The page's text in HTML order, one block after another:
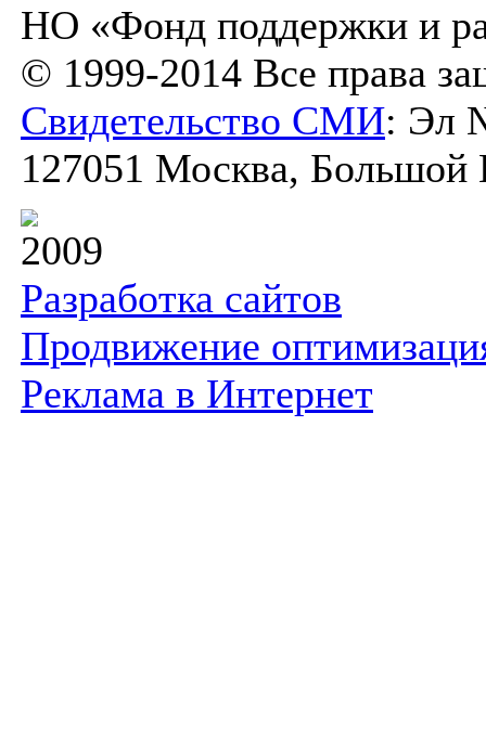
НО «Фонд поддержки и
© 1999-2014 Все права
Свидетельство СМИ: Эл
127051 Москва, Большой
2009
Разработка сайтов
Продвижение
Реклама в Интернет